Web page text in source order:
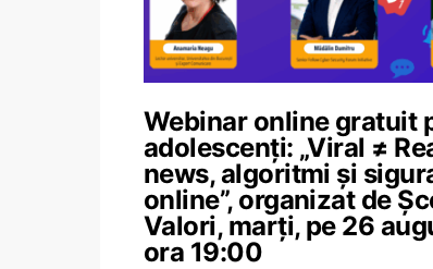
Webinar online gratuit
adolescenți: „Viral ≠
news, algoritmi și
online”, organizat de
Valori, marți, pe 26
ora 19:00